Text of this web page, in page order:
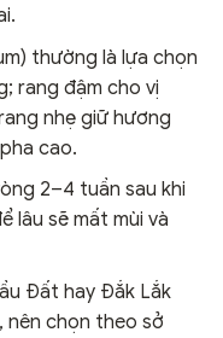
thường là lựa chọn
rang đậm cho vị
nhẹ giữ hương
cao.
2–4 tuần sau khi
lâu sẽ mất mùi và
Đất hay Đắk Lắk
nên chọn theo sở